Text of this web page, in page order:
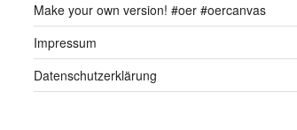
Make your own version! #oer #oercanvas
Impressum
Datenschutzerklärung